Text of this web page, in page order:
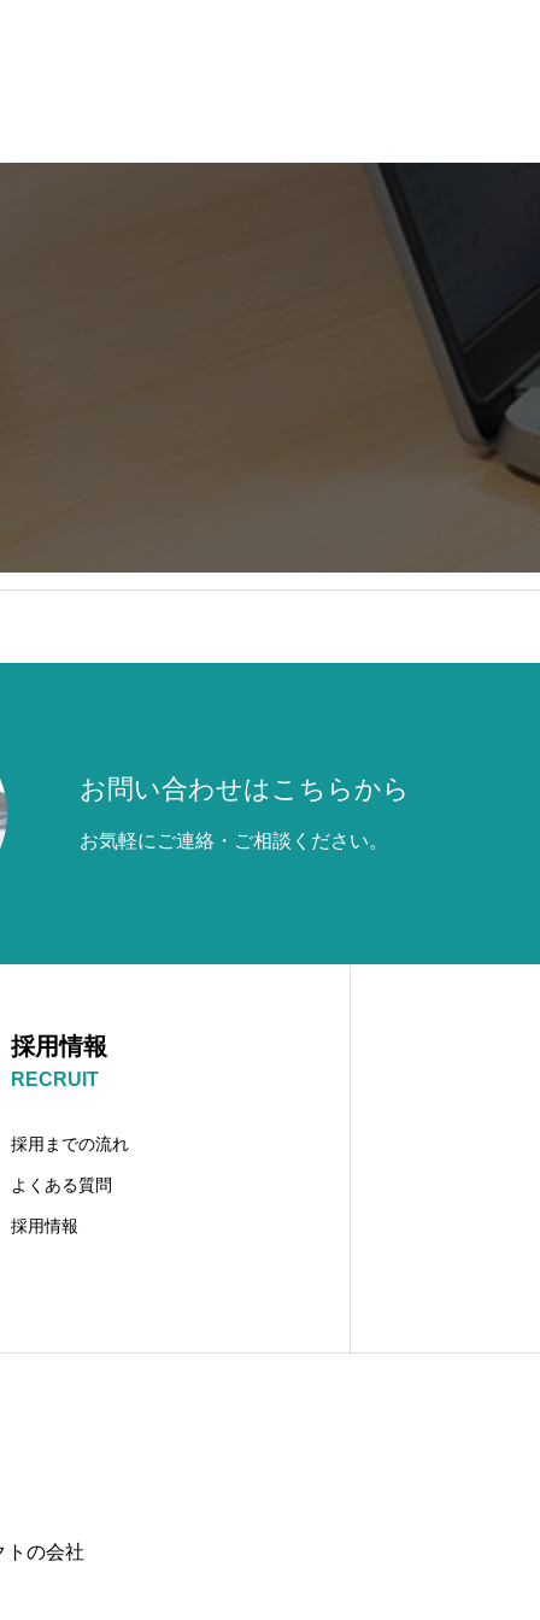
お問い合わせはこちらから
お気軽にご連絡・ご相談ください。
採用情報
RECRUIT
採用までの流れ
よくある質問
採用情報
トの会社